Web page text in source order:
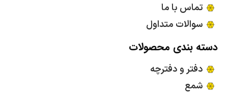
تماس با ما
سوالات متداول
دسته بندی محصولات
دفتر و دفترچه
شمع